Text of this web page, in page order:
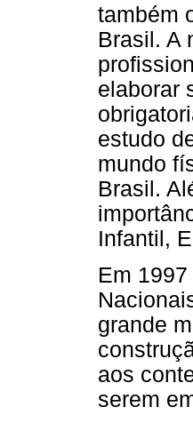
também
Brasil. A
elaborar
estudo
mundo
Brasil.
Infantil,
Em
grande
aos
serem